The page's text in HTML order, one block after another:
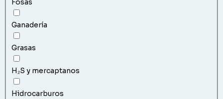
Fosas
Ganadería
Grasas
H₂S y mercaptanos
Hidrocarburos